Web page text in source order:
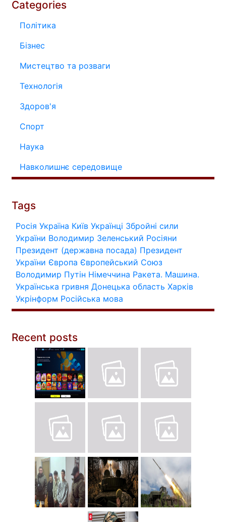
Categories
Політика
Бізнес
Мистецтво та розваги
Технологія
Здоров'я
Спорт
Наука
Навколишнє середовище
Tags
Росія Україна Київ Українці Збройні сили
України Володимир Зеленський Росіяни
Президент (державна посада) Президент
України Європа Європейський Союз
Володимир Путін Німеччина Ракета. Машина.
Українська гривня Донецька область Харків
Укрінформ Російська мова
Recent posts